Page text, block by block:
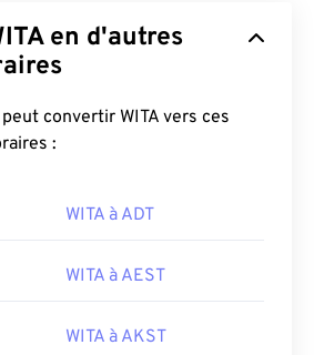
en d'autres
convertir WITA vers ces
:
WITA à ADT
WITA à AEST
WITA à AKST